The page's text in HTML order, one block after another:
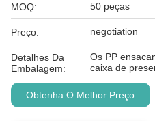
MOQ: 50 peças
Preço: negotiation
Detalhes Da
Embalagem:
Os PP
caixa de
Obtenha O Melhor Preço